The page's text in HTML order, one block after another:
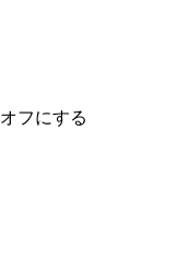
フにする